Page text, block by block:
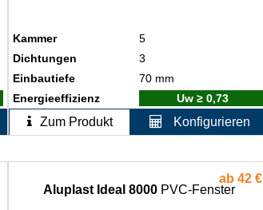
Kammer
5
Dichtungen
3
Einbautiefe
70 mm
Energieeffizienz
Uw ≥ 0,73
Zum Produkt Konfigurieren
ab 42 €
Aluplast Ideal 8000 PVC-Fenster